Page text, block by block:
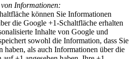
Informationen:
können Sie Informationen
die Google +1-Schaltfläche erhalten
Inhalte von Google und
sowohl die Information, dass Sie
haben, als auch Informationen über die